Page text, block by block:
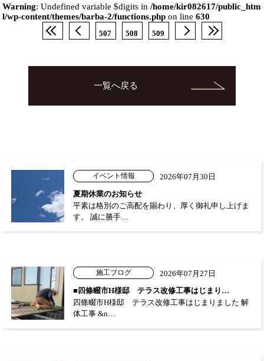
Warning: Undefined variable $digits in/home/kir082617/public_htm
l/wp-content/themes/barba-2/functions.php on line630
507 508 509
一覧へ戻る
イベント情報
2026年07月30日
夏期休業のお知らせ
平素は格別のご高配を賜わり、厚く御礼申し上げま
す。 誠に勝手…
施工ブログ
2026年07月27日
■四條畷市H様邸 テラス改修工事はじまり…
四條畷市H様邸 テラス改修工事はじまりました 解
体工事 &n…